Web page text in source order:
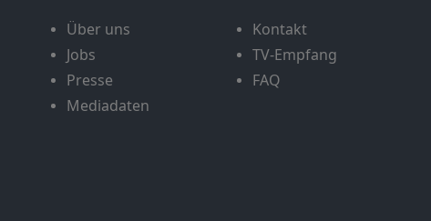
Über uns
Jobs
Presse
Mediadaten
Kontakt
TV-Empfang
FAQ